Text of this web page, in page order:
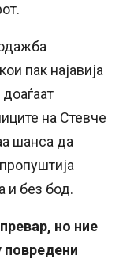
пак најавија
на Стевче
шанса да
и без бод.
но ние